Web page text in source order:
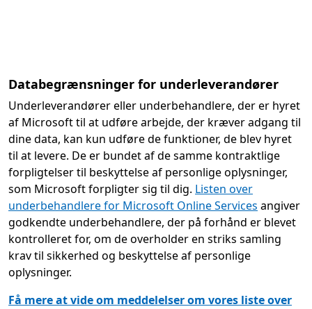
Databegrænsninger for underleverandører
Underleverandører eller underbehandlere, der er hyret
af Microsoft til at udføre arbejde, der kræver adgang til
dine data, kan kun udføre de funktioner, de blev hyret
til at levere. De er bundet af de samme kontraktlige
forpligtelser til beskyttelse af personlige oplysninger,
som Microsoft forpligter sig til dig. Listen over
underbehandlere for Microsoft Online Services angiver
godkendte underbehandlere, der på forhånd er blevet
kontrolleret for, om de overholder en striks samling
krav til sikkerhed og beskyttelse af personlige
oplysninger.
Få mere at vide om meddelelser om vores liste over